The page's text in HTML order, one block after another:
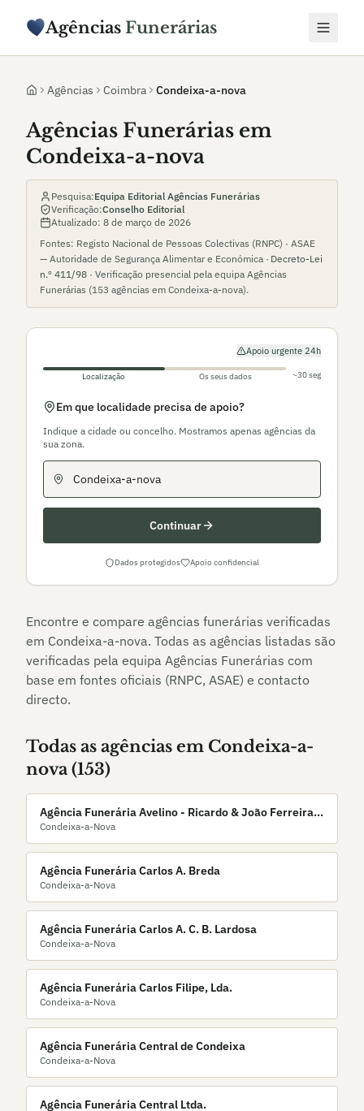
Agências Funerárias
Agências Coimbra Condeixa-a-nova
Agências Funerárias em
Condeixa-a-nova
Pesquisa:Equipa Editorial Agências Funerárias
Verificação:Conselho Editorial
Atualizado: 8 de março de 2026
Fontes: Registo Nacional de Pessoas Colectivas (RNPC) · ASAE
— Autoridade de Segurança Alimentar e Económica · Decreto-Lei
n.º 411/98 · Verificação presencial pela equipa Agências
Funerárias (153 agências em Condeixa-a-nova).
Apoio urgente 24h
Localização Os seus dados ~30 seg
Em que localidade precisa de apoio?
Indique a cidade ou concelho. Mostramos apenas agências da
sua zona.
Continuar
Dados protegidos Apoio confidencial
Encontre e compare agências funerárias verificadas
em Condeixa-a-nova. Todas as agências listadas são
verificadas pela equipa Agências Funerárias com
base em fontes oficiais (RNPC, ASAE) e contacto
directo.
Todas as agências em Condeixa-a-
nova (153)
Agência Funerária Avelino - Ricardo & João Ferreira,
Lda.
Condeixa-a-Nova
Agência Funerária Carlos A. Breda
Condeixa-a-Nova
Agência Funerária Carlos A. C. B. Lardosa
Condeixa-a-Nova
Agência Funerária Carlos Filipe, Lda.
Condeixa-a-Nova
Agência Funerária Central de Condeixa
Condeixa-a-Nova
Agência Funerária Central Ltda.